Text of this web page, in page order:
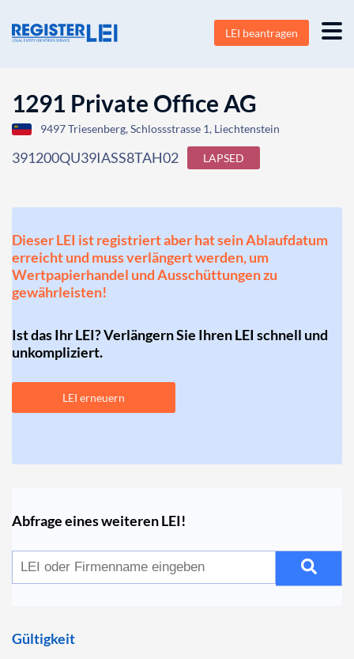
LEI beantragen
1291 Private Office AG
9497 Triesenberg, Schlossstrasse 1, Liechtenstein
391200QU39IASS8TAH02 LAPSED
Dieser LEI ist registriert aber hat sein Ablaufdatum
erreicht und muss verlängert werden, um
Wertpapierhandel und Ausschüttungen zu
gewährleisten!
Ist das Ihr LEI? Verlängern Sie Ihren LEI schnell und
unkompliziert.
LEI erneuern
Abfrage eines weiteren LEI!
Gültigkeit